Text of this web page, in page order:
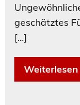
geschätztes
[…]
Weiterlesen